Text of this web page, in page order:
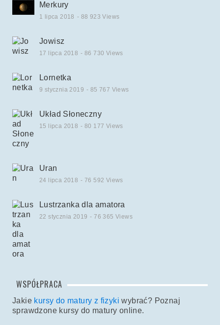
Merkury
1 lipca 2018 - 88 923 Views
Jowisz
17 lipca 2018 - 86 730 Views
Lornetka
9 stycznia 2019 - 85 767 Views
Układ Słoneczny
15 lipca 2018 - 80 177 Views
Uran
24 lipca 2018 - 76 592 Views
Lustrzanka dla amatora
22 stycznia 2019 - 76 365 Views
WSPÓŁPRACA
Jakie kursy do matury z fizyki wybrać? Poznaj
sprawdzone kursy do matury online.